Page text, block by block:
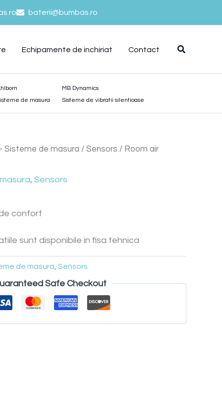
baterii@bumbas.ro
Echipamente de inchiriat Contact
de masura
MB Dynamics
Sisteme de vibratii silentioase
Sisteme de masura / Sensors / Room air
, Sensors
confort
sunt disponibile in fisa tehnica
de masura Sensors
Safe Checkout